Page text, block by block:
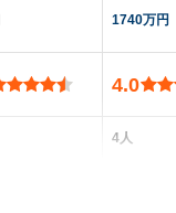
1740万円
4.0
4人